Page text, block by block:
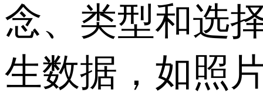
念、类型和选
生数据，如照